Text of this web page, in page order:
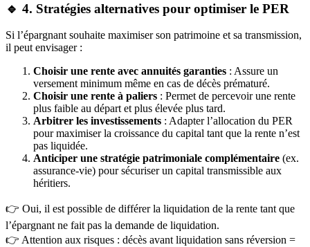
🔹 4. Stratégies alternatives pour optimiser le PER
Si l’épargnant souhaite maximiser son patrimoine et sa transmission,
il peut envisager :
Choisir une rente avec annuités garanties : Assure un
versement minimum même en cas de décès prématuré.
Choisir une rente à paliers : Permet de percevoir une rente
plus faible au départ et plus élevée plus tard.
Arbitrer les investissements : Adapter l’allocation du PER
pour maximiser la croissance du capital tant que la rente n’est
pas liquidée.
Anticiper une stratégie patrimoniale complémentaire (ex.
assurance-vie) pour sécuriser un capital transmissible aux
héritiers.
👉 Oui, il est possible de différer la liquidation de la rente tant que
l’épargnant ne fait pas la demande de liquidation.
👉 Attention aux risques : décès avant liquidation sans réversion =